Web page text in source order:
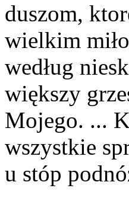
duszom,
wielkim
według
większy
Mojego. ...
wszystkie
u stóp